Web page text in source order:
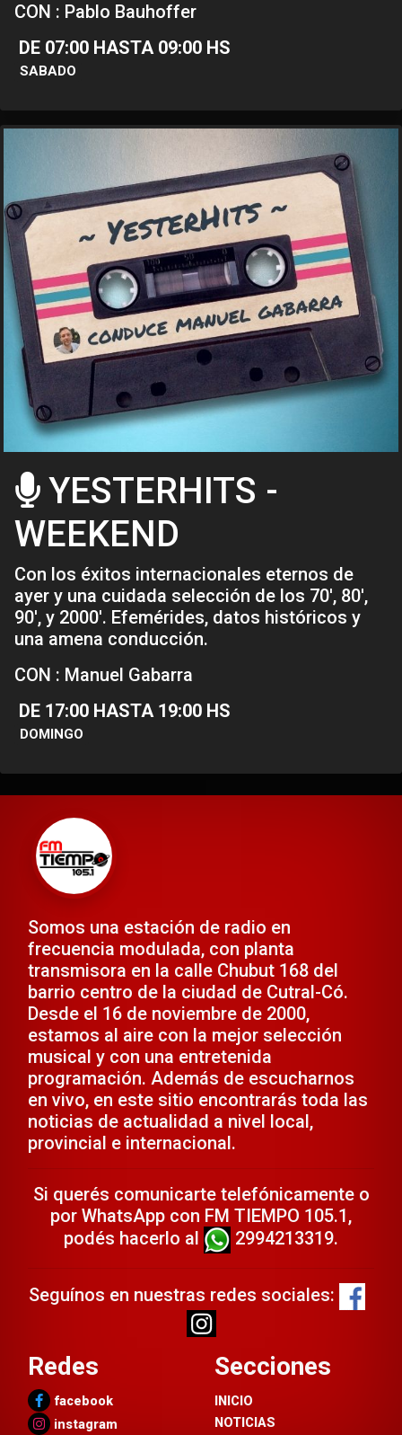
CON : Pablo Bauhoffer
DE 07:00 HASTA 09:00 HS
SABADO
YESTERHITS -
WEEKEND
Con los éxitos internacionales eternos de
ayer y una cuidada selección de los 70', 80',
90', y 2000'. Efemérides, datos históricos y
una amena conducción.
CON : Manuel Gabarra
DE 17:00 HASTA 19:00 HS
DOMINGO
Somos una estación de radio en
frecuencia modulada, con planta
transmisora en la calle Chubut 168 del
barrio centro de la ciudad de Cutral-Có.
Desde el 16 de noviembre de 2000,
estamos al aire con la mejor selección
musical y con una entretenida
programación. Además de escucharnos
en vivo, en este sitio encontrarás toda las
noticias de actualidad a nivel local,
provincial e internacional.
Si querés comunicarte telefónicamente o
por WhatsApp con FM TIEMPO 105.1,
podés hacerlo al
2994213319.
Seguínos en nuestras redes sociales:
Redes
facebook
instagram
Secciones
INICIO
NOTICIAS